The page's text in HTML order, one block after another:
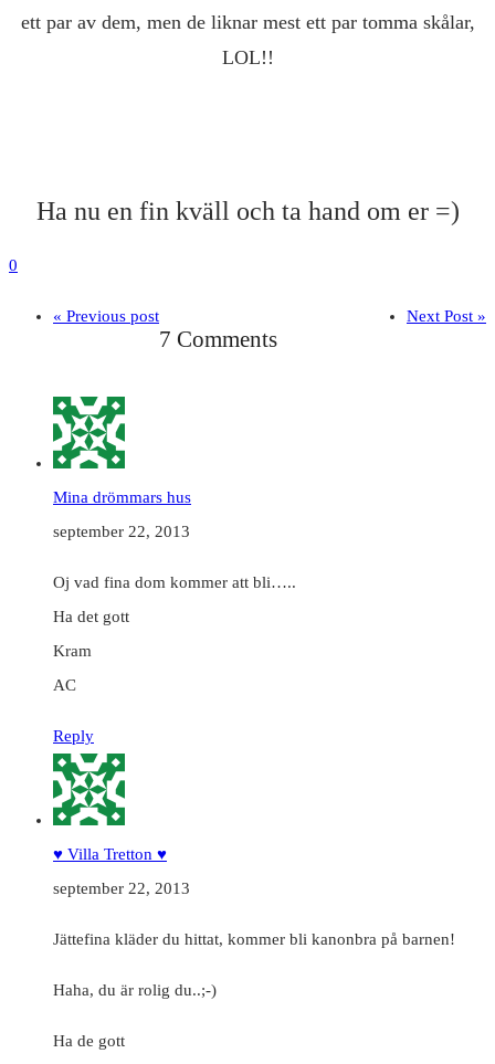
ett par av dem, men de liknar mest ett par tomma skålar,
LOL!!
Ha nu en fin kväll och ta hand om er =)
0
« Previous post Next Post »
7 Comments
Mina drömmars hus
september 22, 2013
Oj vad fina dom kommer att bli…..
Ha det gott
Kram
AC
Reply
♥ Villa Tretton ♥
september 22, 2013
Jättefina kläder du hittat, kommer bli kanonbra på barnen!
Haha, du är rolig du..;-)
Ha de gott